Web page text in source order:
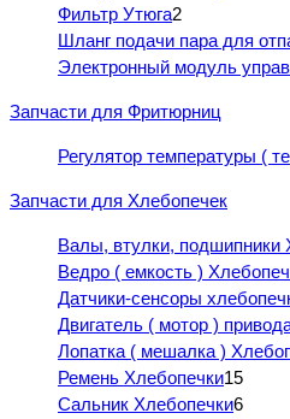
Фильтр Утюга2
Шланг подачи пара для
Электронный модуль
Запчасти для Фритюрниц
Регулятор температуры (
Запчасти для Хлебопечек
Валы, втулки, подшипники
Ведро ( емкость )
Датчики-сенсоры
Двигатель ( мотор )
Лопатка ( мешалка )
Ремень Хлебопечки15
Сальник Хлебопечки6